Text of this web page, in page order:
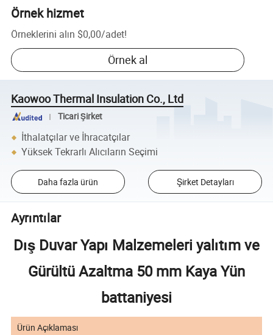
Örnek hizmet
Örneklerini alın $0,00/adet!
Örnek al
Kaowoo Thermal Insulation Co., Ltd
Ticari Şirket
İthalatçılar ve İhracatçılar
Yüksek Tekrarlı Alıcıların Seçimi
Daha fazla ürün Şirket Detayları
Ayrıntılar
Dış Duvar Yapı Malzemeleri yalıtım ve
Gürültü Azaltma 50 mm Kaya Yün
battaniyesi
Ürün Açıklaması